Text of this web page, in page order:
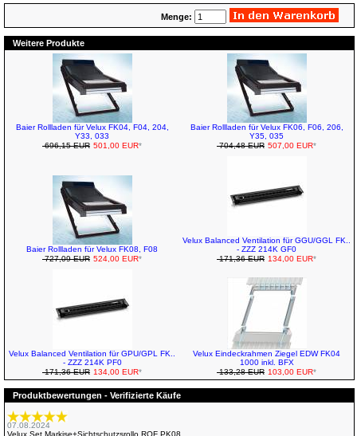
Menge:
Weitere Produkte
Baier Rollladen für Velux FK04, F04, 204,
Y33, 033
696,15 EUR 501,00 EUR*
Baier Rollladen für Velux FK06, F06, 206,
Y35, 035
704,48 EUR 507,00 EUR*
Baier Rollladen für Velux FK08, F08
727,09 EUR 524,00 EUR*
Velux Balanced Ventilation für GGU/GGL FK..
- ZZZ 214K GF0
171,36 EUR 134,00 EUR*
Velux Balanced Ventilation für GPU/GPL FK..
- ZZZ 214K PF0
171,36 EUR 134,00 EUR*
Velux Eindeckrahmen Ziegel EDW FK04
1000 inkl. BFX
133,28 EUR 103,00 EUR*
Produktbewertungen - Verifizierte Käufe
07.08.2024
Velux Set Markise+Sichtschutzsrollo ROF PK08